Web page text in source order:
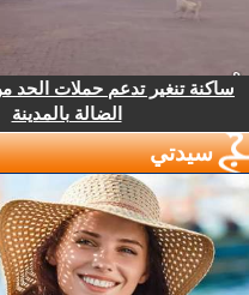
ساكنة تنغير تدعم حملات الحد
الضالة بالمدينة
سيدتي